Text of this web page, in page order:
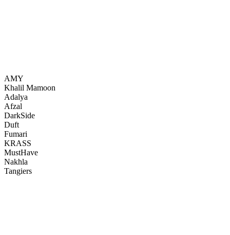
AMY
Khalil Mamoon
Adalya
Afzal
DarkSide
Duft
Fumari
KRASS
MustHave
Nakhla
Tangiers